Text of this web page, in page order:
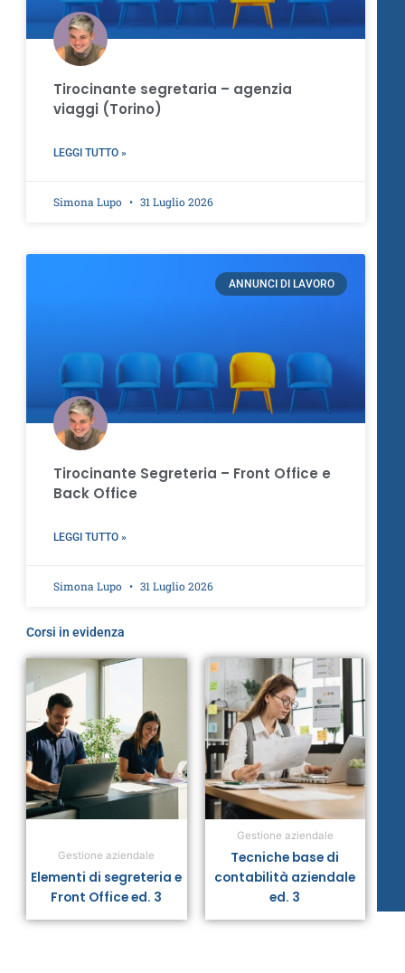
Tirocinante segretaria – agenzia
viaggi (Torino)
LEGGI TUTTO »
Simona Lupo 31 Luglio 2026
ANNUNCI DI LAVORO
Tirocinante Segreteria – Front Office e
Back Office
LEGGI TUTTO »
Simona Lupo 31 Luglio 2026
Corsi in evidenza
Gestione aziendale
Elementi di segreteria e
Front Office ed. 3
Gestione aziendale
Tecniche base di
contabilità aziendale
ed. 3